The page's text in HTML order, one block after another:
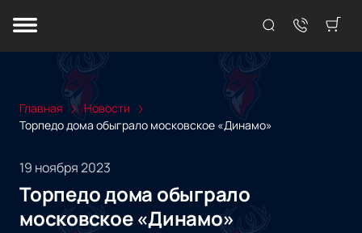
Главная
Новости
Торпедо дома обыграло московское «Динамо»
19 ноября 2023
Торпедо дома обыграло
московское «Динамо»